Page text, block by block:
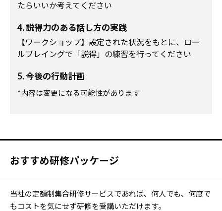
たらいいか考えてください
4. 説得力のある話し方の実践
【ワークショップ】設定された状況をもとに、ロー
ルプレイングで「説得」の練習を行ってください
5. 今後の行動計画
*内容は変更になる可能性があります
おすすめ研修パッケージ
当社の定額制集合研修サービスであれば、何人でも、何度で
もコストを気にせず研修を受講いただけます。